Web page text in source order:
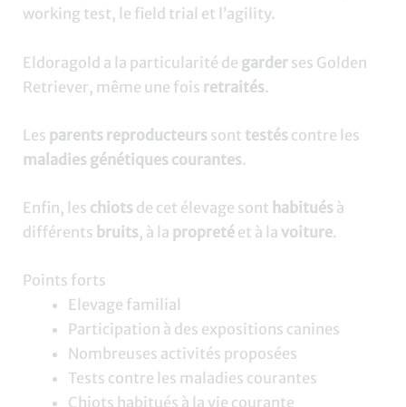
working test, le field trial et l’agility.
Eldoragold a la particularité de garder ses Golden
Retriever, même une fois retraités.
Les parents reproducteurs sont testés contre les
maladies génétiques courantes.
Enfin, les chiots de cet élevage sont habitués à
différents bruits, à la propreté et à lavoiture.
Points forts
Elevage familial
Participation à des expositions canines
Nombreuses activités proposées
Tests contre les maladies courantes
Chiots habitués à la vie courante